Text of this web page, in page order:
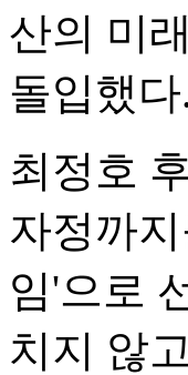
산의 미
돌입했다
최정호
자정까
임'으로
치지 않